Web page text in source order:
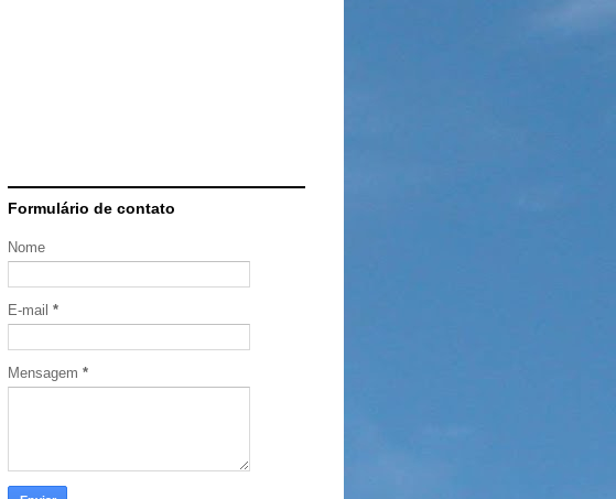
Formulário de contato
Nome
E-mail *
Mensagem *